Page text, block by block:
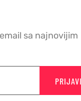
sa najnovijim